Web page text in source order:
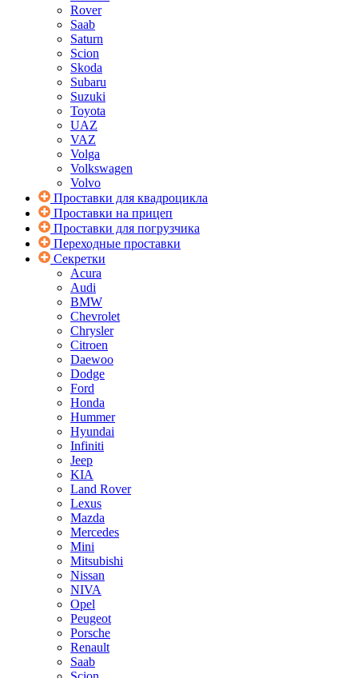
Rover
Saab
Saturn
Scion
Skoda
Subaru
Suzuki
Toyota
UAZ
VAZ
Volga
Volkswagen
Volvo
Проставки для квадроцикла
Проставки на прицеп
Проставки для погрузчика
Переходные проставки
Секретки
Acura
Audi
BMW
Chevrolet
Chrysler
Citroen
Daewoo
Dodge
Ford
Honda
Hummer
Hyundai
Infiniti
Jeep
KIA
Land Rover
Lexus
Mazda
Mercedes
Mini
Mitsubishi
Nissan
NIVA
Opel
Peugeot
Porsche
Renault
Saab